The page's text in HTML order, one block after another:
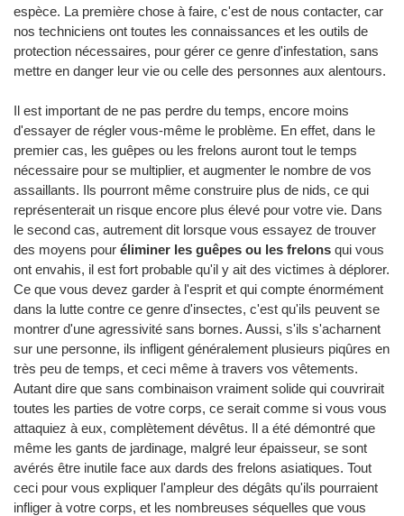
espèce. La première chose à faire, c'est de nous contacter, car
nos techniciens ont toutes les connaissances et les outils de
protection nécessaires, pour gérer ce genre d'infestation, sans
mettre en danger leur vie ou celle des personnes aux alentours.
Il est important de ne pas perdre du temps, encore moins
d'essayer de régler vous-même le problème. En effet, dans le
premier cas, les guêpes ou les frelons auront tout le temps
nécessaire pour se multiplier, et augmenter le nombre de vos
assaillants. Ils pourront même construire plus de nids, ce qui
représenterait un risque encore plus élevé pour votre vie. Dans
le second cas, autrement dit lorsque vous essayez de trouver
des moyens pour éliminer les guêpes ou les frelons qui vous
ont envahis, il est fort probable qu'il y ait des victimes à déplorer.
Ce que vous devez garder à l'esprit et qui compte énormément
dans la lutte contre ce genre d'insectes, c'est qu'ils peuvent se
montrer d'une agressivité sans bornes. Aussi, s'ils s'acharnent
sur une personne, ils infligent généralement plusieurs piqûres en
très peu de temps, et ceci même à travers vos vêtements.
Autant dire que sans combinaison vraiment solide qui couvrirait
toutes les parties de votre corps, ce serait comme si vous vous
attaquiez à eux, complètement dévêtus. Il a été démontré que
même les gants de jardinage, malgré leur épaisseur, se sont
avérés être inutile face aux dards des frelons asiatiques. Tout
ceci pour vous expliquer l'ampleur des dégâts qu'ils pourraient
infliger à votre corps, et les nombreuses séquelles que vous